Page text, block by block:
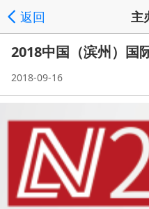
返回 主
2018中国（滨州）国
2018-09-16